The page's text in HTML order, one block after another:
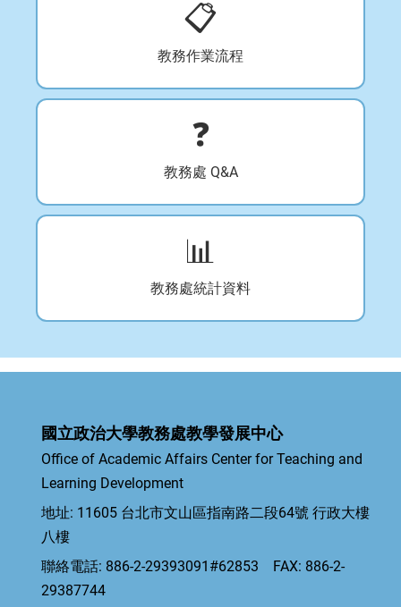
📋
教務作業流程
❓
教務處 Q&A
📊
教務處統計資料
國立政治大學教務處教學發展中心
Office of Academic Affairs Center for Teaching and
Learning Development
地址: 11605 台北市文山區指南路二段64號 行政大樓
八樓
聯絡電話: 886-2-29393091#62853 FAX: 886-2-
29387744